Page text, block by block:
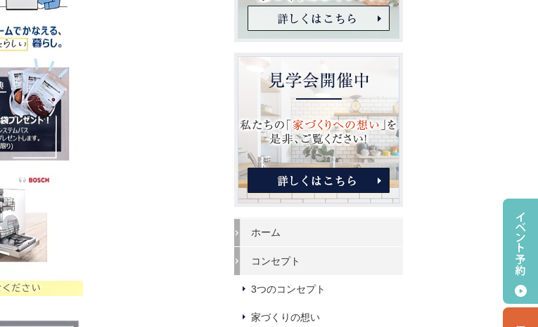
ホーム
コンセプト
3つのコンセプト
家づくりの想い